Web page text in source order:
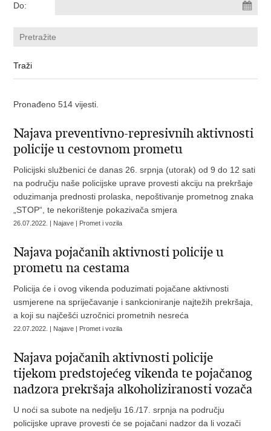
Do:
Pronađeno 514 vijesti.
Najava preventivno-represivnih aktivnosti
policije u cestovnom prometu
Policijski službenici će danas 26. srpnja (utorak) od 9 do 12 sati
na području naše policijske uprave provesti akciju na prekršaje
oduzimanja prednosti prolaska, nepoštivanje prometnog znaka
„STOP“, te nekorištenje pokazivača smjera
26.07.2022. | Najave | Promet i vozila
Najava pojačanih aktivnosti policije u
prometu na cestama
Policija će i ovog vikenda poduzimati pojačane aktivnosti
usmjerene na spriječavanje i sankcioniranje najtežih prekršaja,
a koji su najčešći uzročnici prometnih nesreća
22.07.2022. | Najave | Promet i vozila
Najava pojačanih aktivnosti policije
tijekom predstojećeg vikenda te pojačanog
nadzora prekršaja alkoholiziranosti vozača
U noći sa subote na nedjelju 16./17. srpnja na području
policijske uprave provesti će se pojačani nadzor da li vozači